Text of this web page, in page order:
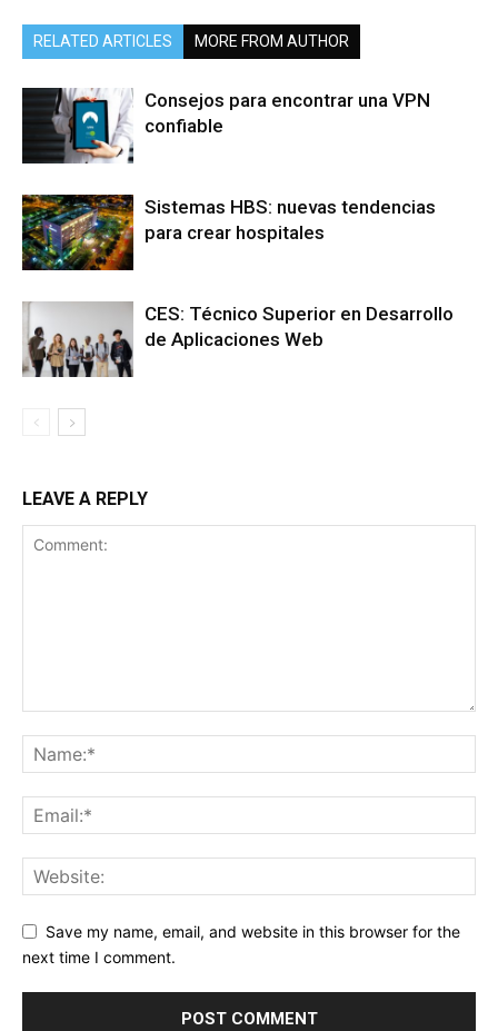
RELATED ARTICLES MORE FROM AUTHOR
Consejos para encontrar una VPN
confiable
Sistemas HBS: nuevas tendencias
para crear hospitales
CES: Técnico Superior en Desarrollo
de Aplicaciones Web
LEAVE A REPLY
Save my name, email, and website in this browser for the
next time I comment.